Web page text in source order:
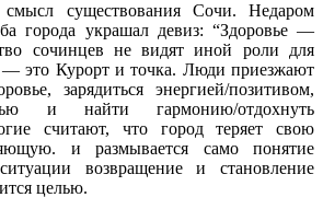
существования Сочи. Недаром
города украшал девиз: “Здоровье —
сочинцев не видят иной роли для
— это Курорт и точка. Люди приезжают
зарядиться энергией/позитивом,
и найти гармонию/отдохнуть
считают, что город теряет свою
и размывается само понятие
возвращение и становление
целью.